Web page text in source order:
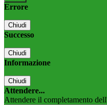
Errore
Chiudi
Successo
Chiudi
Informazione
Chiudi
Attendere...
Attendere il completamento